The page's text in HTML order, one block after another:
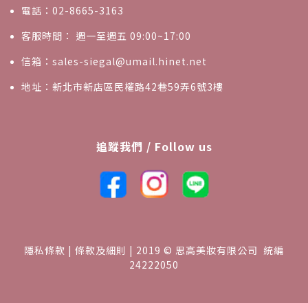
電話：02-8665-3163
客服時間： 週一至週五 09:00~17:00
信箱：sales-siegal@umail.hinet.net
地址：新北市新店區民權路42巷59弄6號3樓
追蹤我們 / Follow us
隱私條款 | 條款及細則 | 2019 © 思高美妝有限公司 統編
24222050